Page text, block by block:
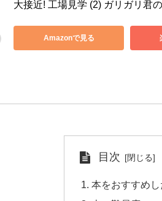
大接近! 工場見学 (2) ガリガリ君
Amazonで見る
目次
本をおすすめ